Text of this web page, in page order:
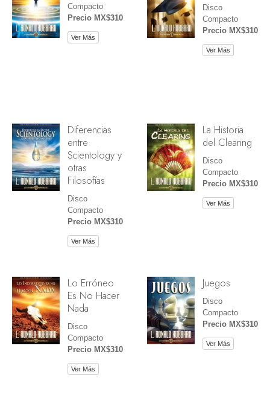
Compacto
Precio MX$310
Ver Más
Disco
Compacto
Precio MX$310
Ver Más
Diferencias
entre
Scientology y
otras
Filosofías
Disco
Compacto
Precio MX$310
Ver Más
La Historia
del Clearing
Disco
Compacto
Precio MX$310
Ver Más
Lo Erróneo
Es No Hacer
Nada
Disco
Compacto
Precio MX$310
Ver Más
Juegos
Disco
Compacto
Precio MX$310
Ver Más